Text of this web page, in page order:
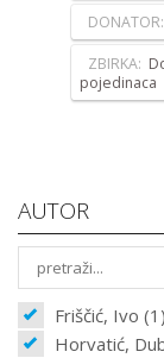
DONATOR:
ZBIRKA:
pojedinaca
AUTOR
Friščić, Ivo (1)
Horvatić,